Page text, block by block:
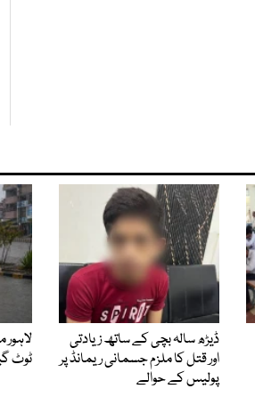
ڈیڑھ سالہ بچی کے ساتھ زیادتی
اور قتل کا ملزم جسمانی ریمانڈ پر
پولیس کے حوالے
ٹوٹ